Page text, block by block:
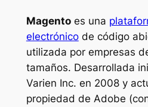
Magentoes una
electrónicode código
utilizada por empresas
tamaños. Desarrollada
Varien Inc. en 2008 y
propiedad de Adobe